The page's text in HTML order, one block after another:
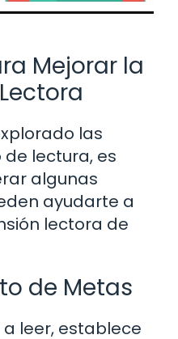
Mejorar la
las
lectura, es
algunas
ayudarte a
lectora de
de Metas
leer, establece